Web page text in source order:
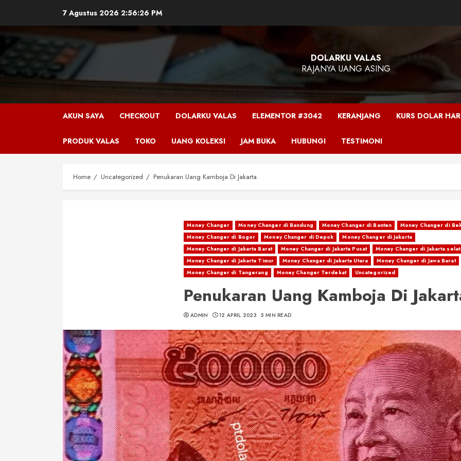
7 Agustus 2026 2:56:28 PM
DOLARKU VALAS
RAJANYA UANG ASING
AKUN SAYA CHECKOUT DOLARKU VALAS ELEMENTOR #3042 KERANJANG KURS DOLAR
PRODUK VALAS TOKO UANG KOLEKSI JAM BUKA HUBUNGI TESTIMONI
Home Uncategorized Penukaran Uang Kamboja Di Jakarta
Money Changer Money Changer di Bandung Money Changer di Banten
Money Changer di
Money Changer di Bogor
Money Changer di Depok
Money Changer di Jakarta
Money Changer di Jakarta Barat
Money Changer di Jakarta Pusat
Money Changer di Jakarta
Money Changer di Jakarta Timur
Money Changer di Jakarta Utara
Money Changer di Jawa Barat
Money Changer di Tangerang
Money Changer Terdekat Uncategorized
Penukaran Uang Kamboja Di
ADMIN 12 APRIL 2023 5 MIN READ